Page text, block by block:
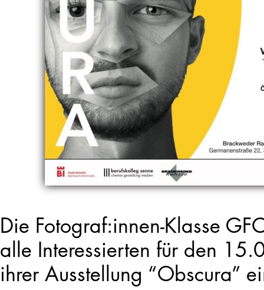
Die Fotograf:innen-Klasse
alle Interessierten für den
ihrer Ausstellung “Obscura”